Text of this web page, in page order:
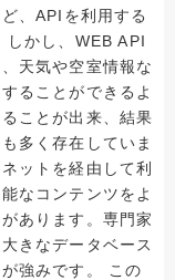
、APIを利用する
しかし、WEB API
天気や空室情報な
ることができるよ
ことが出来、結果
多く存在していま
ットを経由して利
なコンテンツをよ
あります。専門家
きなデータベース
強みです。 この